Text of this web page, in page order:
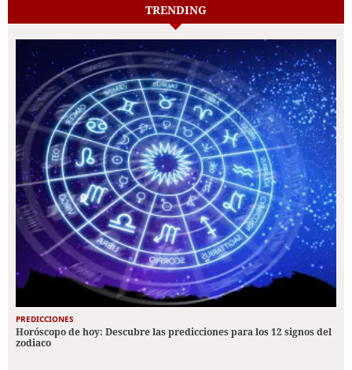
TRENDING
PREDICCIONES
Horóscopo de hoy: Descubre las predicciones para los 12 signos del
zodiaco